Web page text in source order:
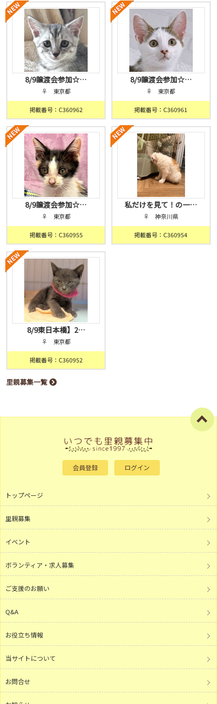
8/9譲渡会参加☆…
♀ 東京都
掲載番号：C360962
8/9譲渡会参加☆…
♀ 東京都
掲載番号：C360961
8/9譲渡会参加☆…
♀ 東京都
掲載番号：C360955
私だけを見て！の一…
♀ 神奈川県
掲載番号：C360954
8/9東日本橋】2…
♀ 東京都
掲載番号：C360952
里親募集一覧
会員登録 ログイン
トップページ
里親募集
イベント
ボランティア・求人募集
ご支援のお願い
Q&A
お役立ち情報
当サイトについて
お問合せ